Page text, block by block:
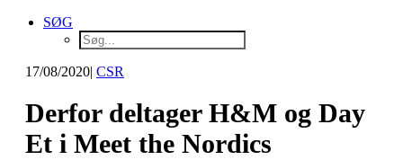
SØG
17/08/2020| CSR
Derfor deltager H&M og Day
Et i Meet the Nordics